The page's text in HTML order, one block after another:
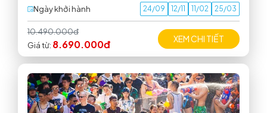
Ngày khởi hành
24/09 12/11 11/02 25/03
10.490.000đ
Giá từ: 8.690.000đ XEM CHI TIẾT